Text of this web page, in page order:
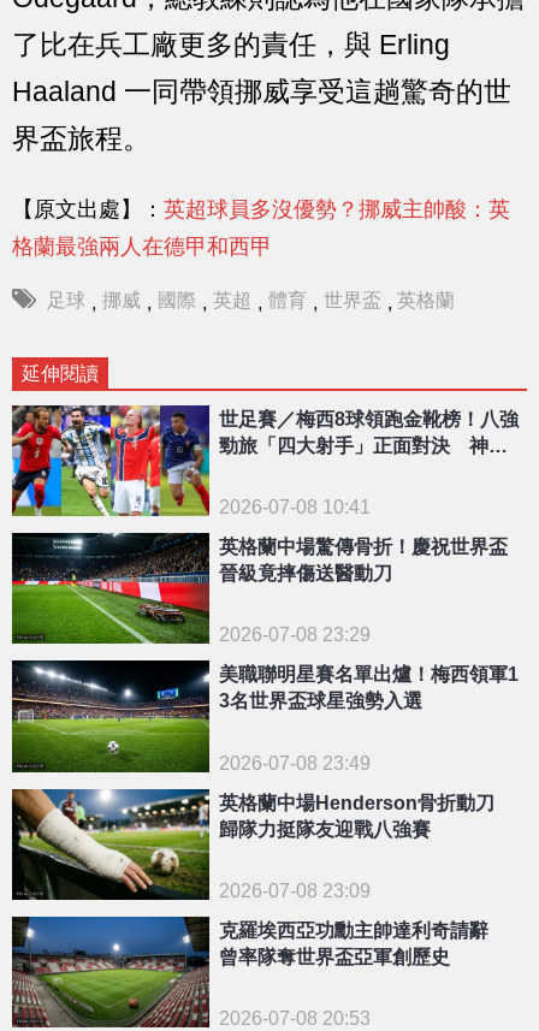
了比在兵工廠更多的責任，與 Erling
Haaland 一同帶領挪威享受這趟驚奇的世
界盃旅程。
【原文出處】： 英超球員多沒優勢？挪威主帥酸：英
格蘭最強兩人在德甲和西甲
足球 , 挪威 , 國際 , 英超 , 體育 , 世界盃 , 英格蘭
延伸閱讀
世足賽／梅西8球領跑金靴榜！八強
勁旅「四大射手」正面對決 神仙
2026-07-08 10:41
英格蘭中場驚傳骨折！慶祝世界盃
晉級竟摔傷送醫動刀
2026-07-08 23:29
美職聯明星賽名單出爐！梅西領軍1
3名世界盃球星強勢入選
2026-07-08 23:49
英格蘭中場Henderson骨折動刀
歸隊力挺隊友迎戰八強賽
2026-07-08 23:09
克羅埃西亞功勳主帥達利奇請辭
曾率隊奪世界盃亞軍創歷史
2026-07-08 20:53